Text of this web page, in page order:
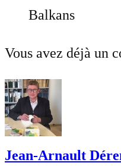
Balkans
Vous avez déjà un
Jean-Arnault